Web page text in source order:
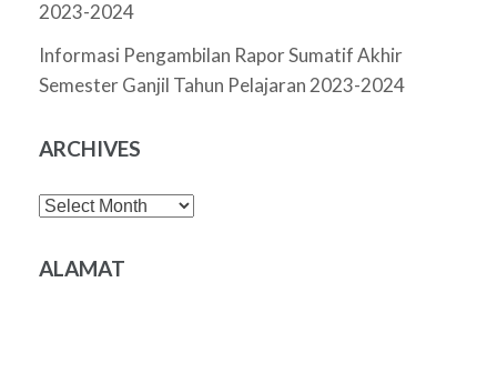
2023-2024
Informasi Pengambilan Rapor Sumatif Akhir
Semester Ganjil Tahun Pelajaran 2023-2024
ARCHIVES
Archives
ALAMAT